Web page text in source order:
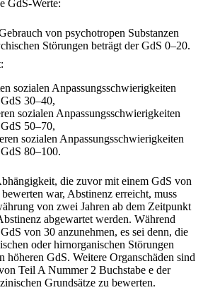
GdS-Werte:
von psychotropen Substanzen
Störungen beträgt der GdS 0–20.
sozialen Anpassungsschwierigkeiten
30–40,
sozialen Anpassungsschwierigkeiten
50–70,
sozialen Anpassungsschwierigkeiten
80–100.
die zuvor mit einem GdS von
war, Abstinenz erreicht, muss
von zwei Jahren ab dem Zeitpunkt
abgewartet werden. Während
von 30 anzunehmen, es sei denn, die
oder hirnorganischen Störungen
höheren GdS. Weitere Organschäden sind
Teil A Nummer 2 Buchstabe e der
Grundsätze zu bewerten.